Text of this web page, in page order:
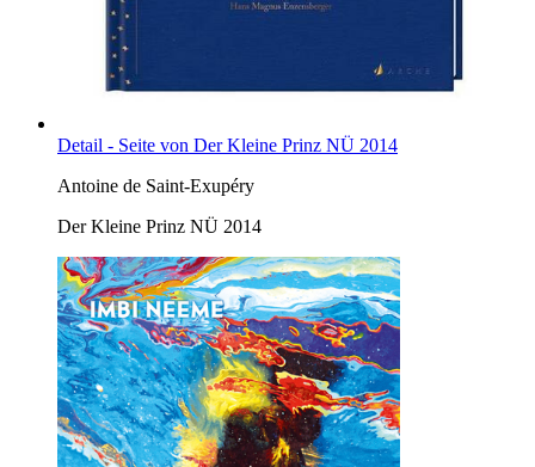
Detail - Seite von Der Kleine Prinz NÜ 2014
Antoine de Saint-Exupéry
Der Kleine Prinz NÜ 2014